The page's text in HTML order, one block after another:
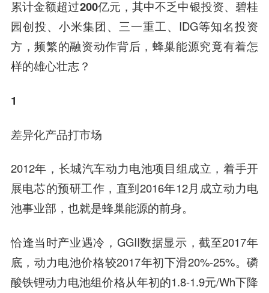
累计金额超过200亿元， 其中不乏中银投资、 碧桂
园创投、小米集团、 三一重工、IDG等知名投资
方，频繁的融资动作背后，蜂巢能源究竟有着怎
样的雄心壮志？
1
差异化产品打市场
2012年， 长城汽车动力电池项目组成立，着手开
展电芯的预研工作，直到2016年12月成立动力电
池事业部，也就是蜂巢能源的前身。
恰逢当时产业遇冷，GGII数据显示，截至2017年
底，动力电池价格较2017年初下滑20%-25%。磷
酸铁锂动力电池组价格从年初的1.8-1.9元/Wh下降